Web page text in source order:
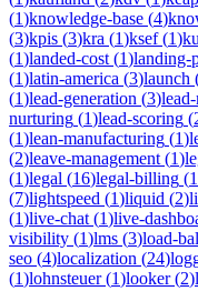
(1)knowledge-base (4)
(3)kpis (3)kra (1)ksef(1)
(1)landed-cost (1)landing-
(1)latin-america (3)launch
(1)lead-generation (3)
nurturing (1)lead-scoring (
(1)lean-manufacturing (1)
(2)leave-management (1)
(1)legal (16)legal-billing (1
(7)lightspeed (1)liquid (2)
(1)live-chat (1)live-
visibility (1)lms (3)load-
seo (4)localization (24)
(1)lohnsteuer(1)looker(2)